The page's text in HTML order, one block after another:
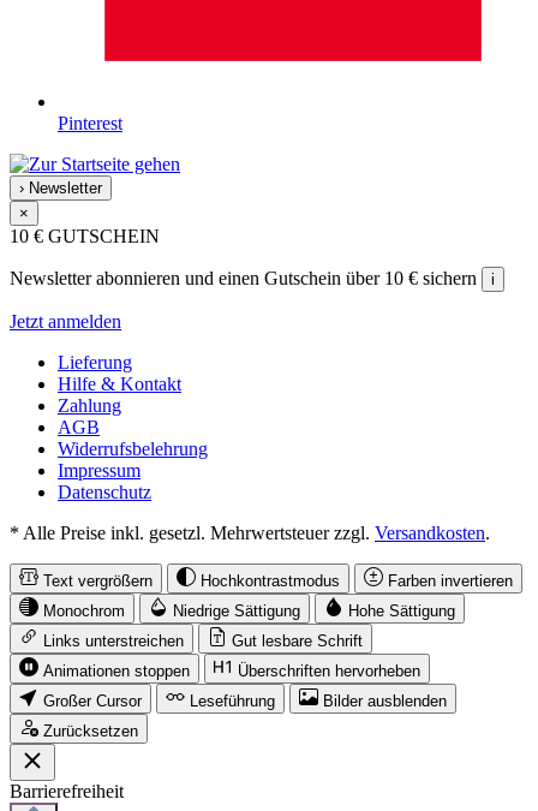
Pinterest
› Newsletter
×
10 € GUTSCHEIN
Newsletter abonnieren und einen Gutschein über 10 € sichern i
Jetzt anmelden
Lieferung
Hilfe & Kontakt
Zahlung
AGB
Widerrufsbelehrung
Impressum
Datenschutz
* Alle Preise inkl. gesetzl. Mehrwertsteuer zzgl. Versandkosten.
Text vergrößern Hochkontrastmodus
Farben invertieren
Monochrom
Niedrige Sättigung
Hohe Sättigung
Links unterstreichen
Gut lesbare Schrift
Animationen stoppen
Überschriften hervorheben
Großer Cursor
Leseführung
Bilder ausblenden
Zurücksetzen
Barrierefreiheit